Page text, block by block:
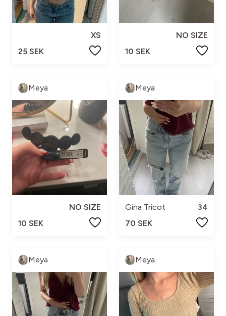
XS
25 SEK
NO SIZE
10 SEK
Meya
NO SIZE
10 SEK
Meya
Gina Tricot
34
70 SEK
Meya Meya